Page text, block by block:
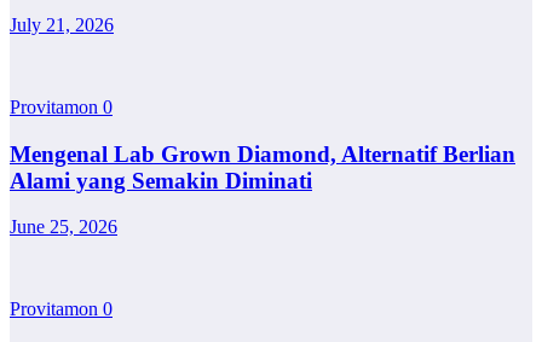
July 21, 2026
Provitamon 0
Mengenal Lab Grown Diamond, Alternatif Berlian
Alami yang Semakin Diminati
June 25, 2026
Provitamon 0